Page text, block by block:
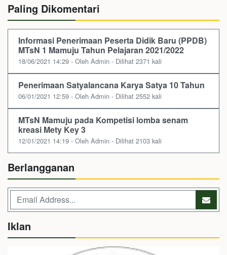
Paling Dikomentari
Informasi Penerimaan Peserta Didik Baru (PPDB)
MTsN 1 Mamuju Tahun Pelajaran 2021/2022
18/06/2021 14:29 - Oleh Admin - Dilihat 2371 kali
Penerimaan Satyalancana Karya Satya 10 Tahun
06/01/2021 12:59 - Oleh Admin - Dilihat 2552 kali
MTsN Mamuju pada Kompetisi lomba senam
kreasi Mety Key 3
12/01/2021 14:19 - Oleh Admin - Dilihat 2103 kali
Berlangganan
Iklan